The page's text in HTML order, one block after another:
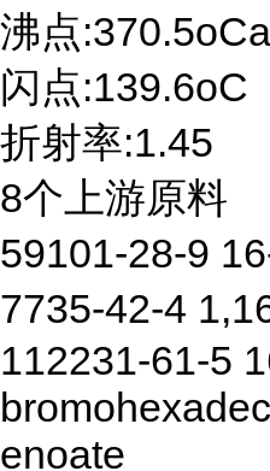
沸点
闪点:139.6oC
折射率:1.45
8个上游原料
59101-28-9
7735-42-4
112231-61-5
enoate